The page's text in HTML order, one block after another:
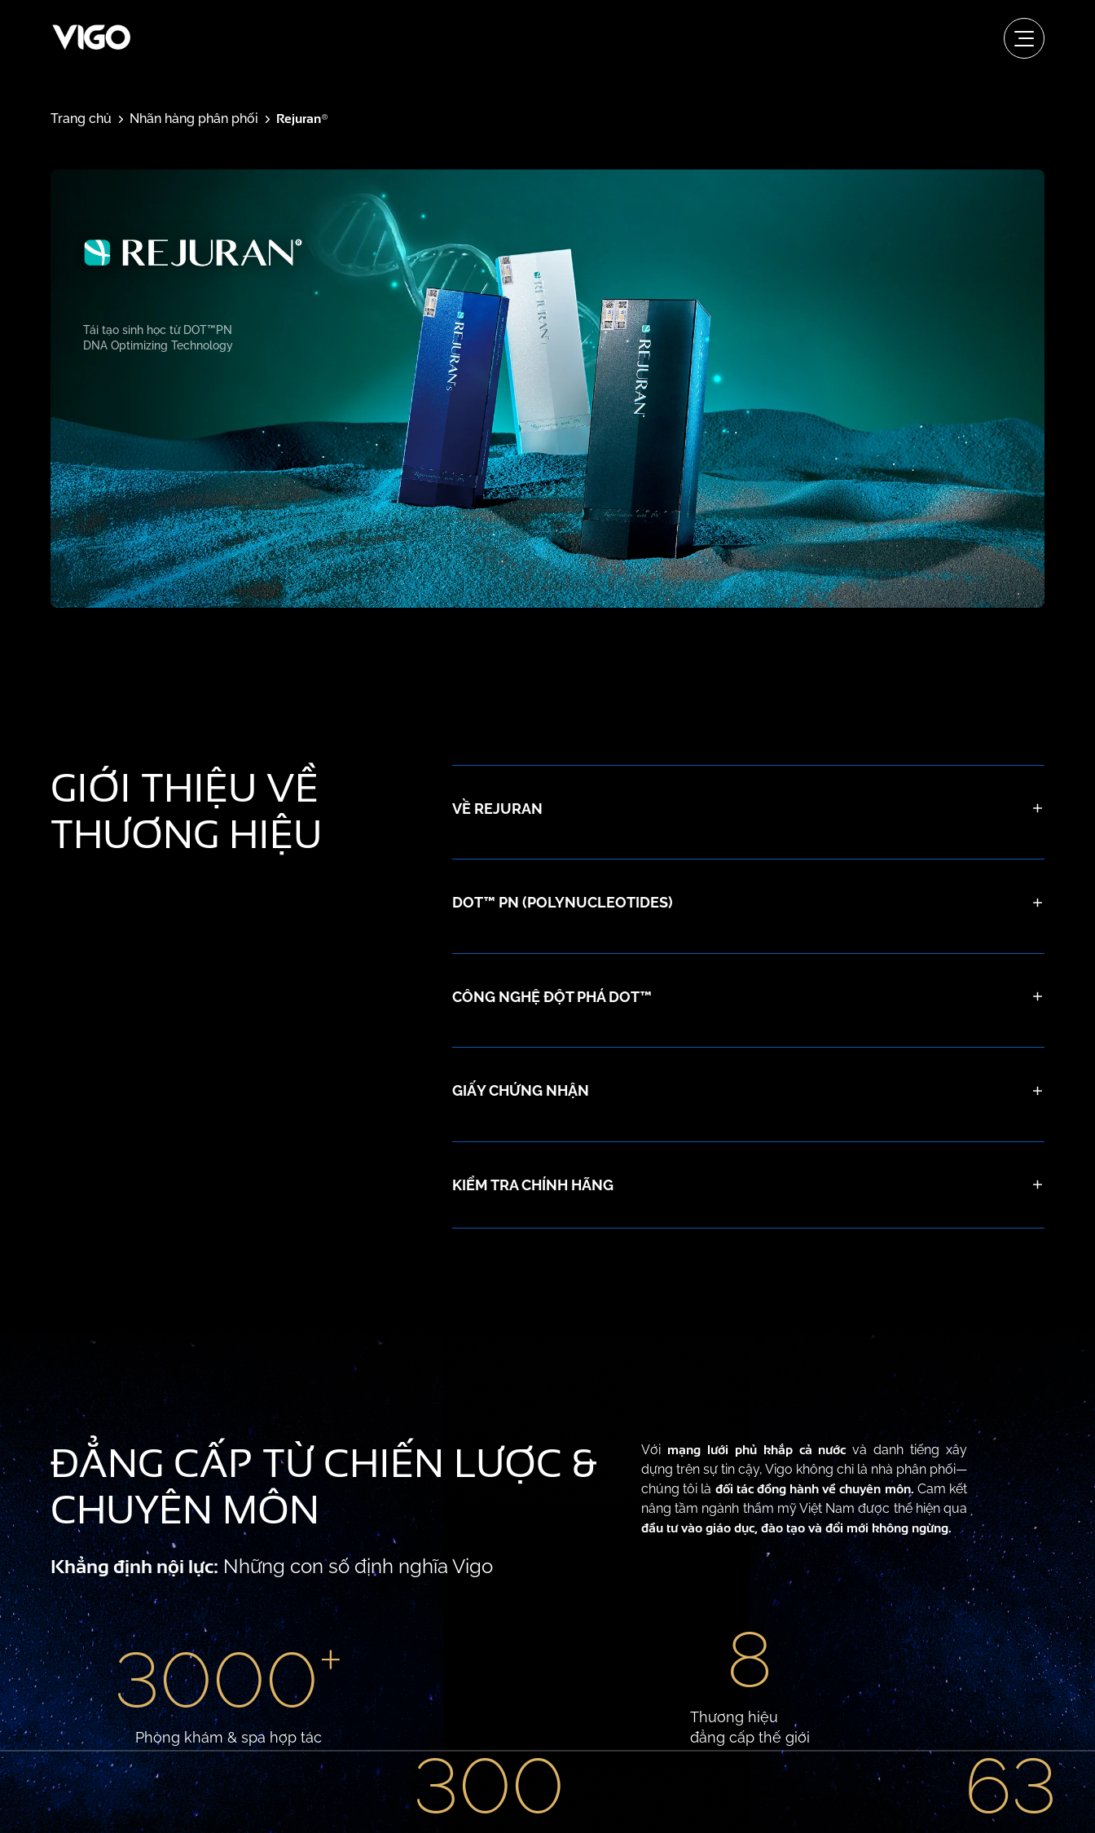
Trang chủ Nhãn hàng phân phối Rejuran®
Tái tạo sinh học từ DOT™PN
DNA Optimizing Technology
GIỚI THIỆU VỀ
THƯƠNG HIỆU
VỀ REJURAN
DOT™ PN (POLYNUCLEOTIDES)
CÔNG NGHỆ ĐỘT PHÁ DOT™
GIẤY CHỨNG NHẬN
KIỂM TRA CHÍNH HÃNG
ĐẲNG CẤP TỪ CHIẾN LƯỢC &
CHUYÊN MÔN
Khẳng định nội lực:Những con số định nghĩa Vigo
Với mạng lưới phủ khắp cả nước và danh tiếng xây
dựng trên sự tin cậy, Vigo không chỉ là nhà phân phối—
chúng tôi là đối tác đồng hành về chuyên môn. Cam kết
nâng tầm ngành thẩm mỹ Việt Nam được thể hiện qua
đầu tư vào giáo dục, đào tạo và đổi mới không ngừng.
3000+
Phòng khám & spa hợp tác
300
8
Thương hiệu
đẳng cấp thế giới
63